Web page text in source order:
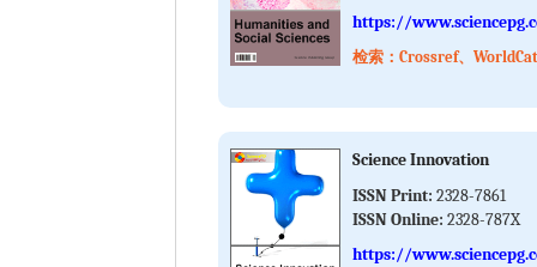
https://
检索：Crossref、
Science Innovation
ISSN Print: 2328-7861
ISSN Online: 2328-787X
https://